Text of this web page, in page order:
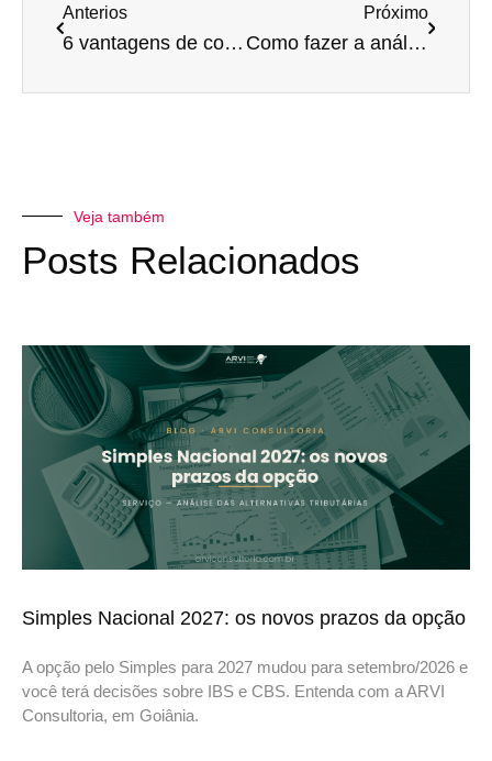
Anterios
6 vantagens de contar com uma consultoria para revendas de insumos agrícolas
Próximo
Como fazer a análise de lucratividade do seu laboratório de análises clínicas
Veja também
Posts Relacionados
Simples Nacional 2027: os novos prazos da opção
A opção pelo Simples para 2027 mudou para setembro/2026 e
você terá decisões sobre IBS e CBS. Entenda com a ARVI
Consultoria, em Goiânia.